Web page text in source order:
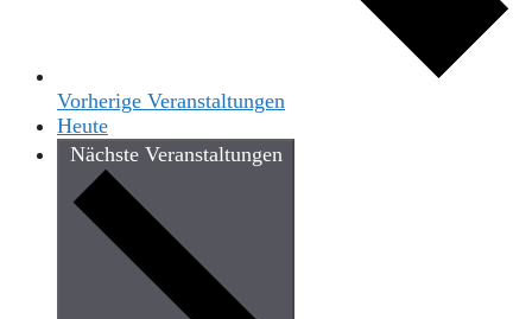
Vorherige Veranstaltungen
Heute
Nächste Veranstaltungen